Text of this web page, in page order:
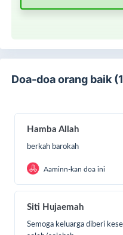
Doa-doa orang baik
Hamba Allah
berkah barokah
Aaminn-kan doa ini
Siti Hujaemah
Semoga keluarga diberi